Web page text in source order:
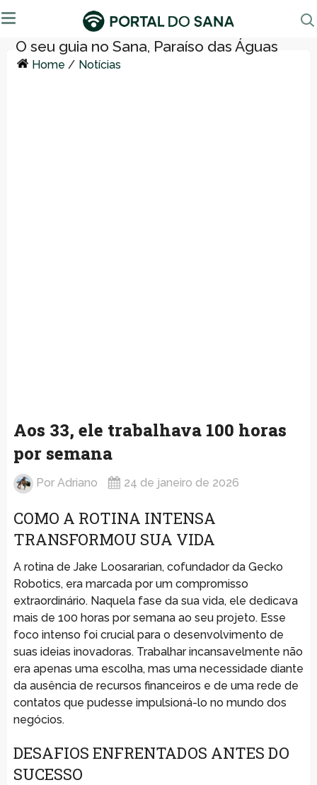
Home / Notícias
Aos 33, ele trabalhava 100 horas
por semana
Por Adriano 24 de janeiro de 2026
COMO A ROTINA INTENSA
TRANSFORMOU SUA VIDA
A rotina de Jake Loosararian, cofundador da Gecko
Robotics, era marcada por um compromisso
extraordinário. Naquela fase da sua vida, ele dedicava
mais de 100 horas por semana ao seu projeto. Esse
foco intenso foi crucial para o desenvolvimento de
suas ideias inovadoras. Trabalhar incansavelmente não
era apenas uma escolha, mas uma necessidade diante
da ausência de recursos financeiros e de uma rede de
contatos que pudesse impulsioná-lo no mundo dos
negócios.
DESAFIOS ENFRENTADOS ANTES DO
SUCESSO